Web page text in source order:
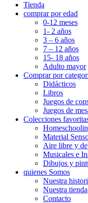
Tienda
comprar por edad
0-12 meses
1- 2 años
3 – 6 años
7 – 12 años
15- 18 años
Adulto mayor
Comprar por
Didácticos
Libros
Juegos de
Juegos de
Colecciones
Material
Aire libre y
Musicales e
Dibujos y
quienes Somos
Nuestra
Nuestra tienda
Contacto